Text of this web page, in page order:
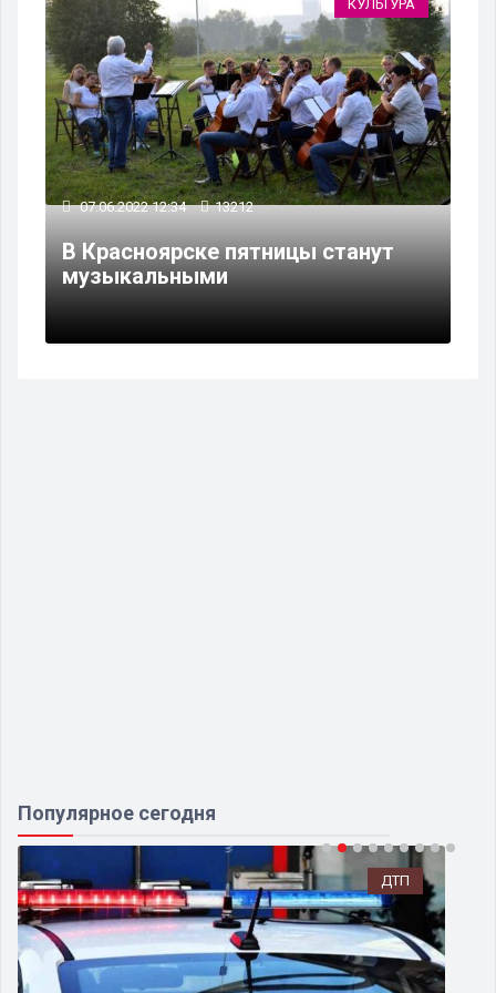
КУЛЬТУРА
07.06.2022 12:34 13212
В Красноярске пятницы станут
музыкальными
Популярное сегодня
ДТП